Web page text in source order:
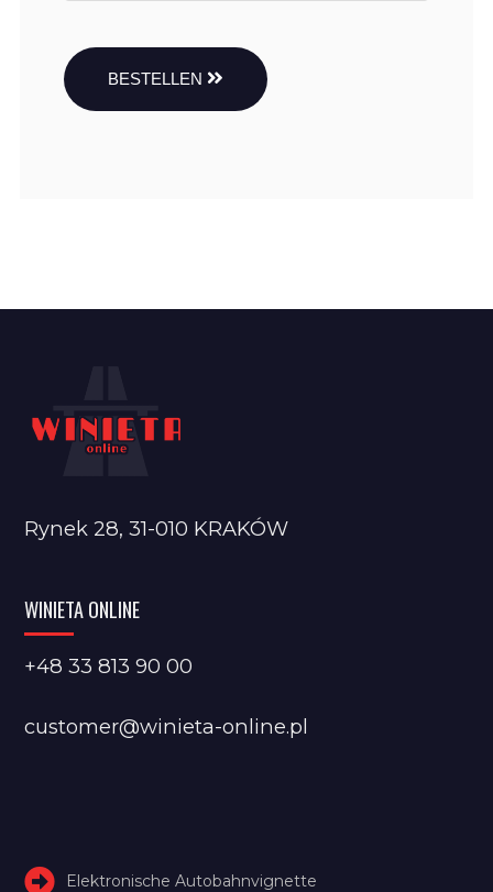
BESTELLEN
Rynek 28, 31-010 KRAKÓW
WINIETA ONLINE
+48 33 813 90 00
customer@winieta-online.pl
Elektronische Autobahnvignette